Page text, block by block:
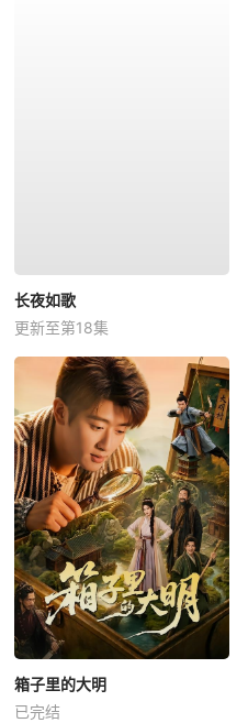
长夜如歌
更新至第18集
箱子里的大明
已完结